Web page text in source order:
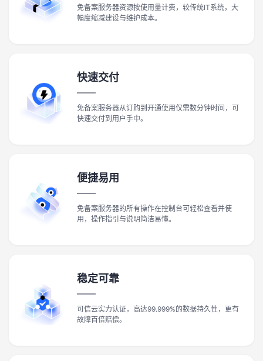
免备案服务器资源按使用量计费，较传统IT系统，大
幅度缩减建设与维护成本。
快速交付
免备案服务器从订购到开通使用仅需数分钟时间，可
快速交付到用户手中。
便捷易用
免备案服务器的所有操作在控制台可轻松查看并使
用，操作指引与说明简洁易懂。
稳定可靠
可信云实力认证，高达99.999%的数据持久性，更有
故障百倍赔偿。